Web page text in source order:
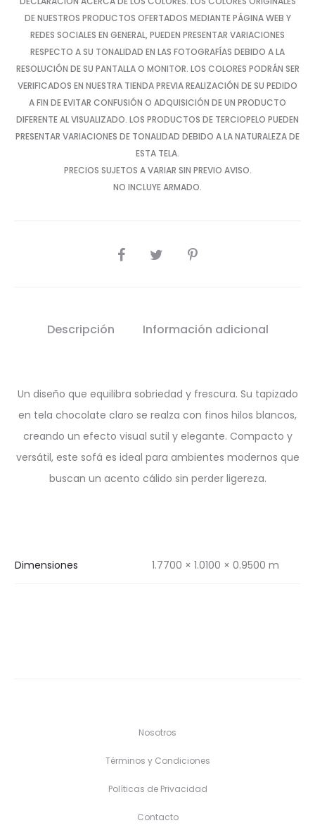
DE NUESTROS PRODUCTOS OFERTADOS MEDIANTE PÁGINA WEB Y
REDES SOCIALES EN GENERAL, PUEDEN PRESENTAR VARIACIONES
RESPECTO A SU TONALIDAD EN LAS FOTOGRAFÍAS DEBIDO A LA
RESOLUCIÓN DE SU PANTALLA O MONITOR. LOS COLORES PODRÁN SER
VERIFICADOS EN NUESTRA TIENDA PREVIA REALIZACIÓN DE SU PEDIDO
A FIN DE EVITAR CONFUSIÓN O ADQUISICIÓN DE UN PRODUCTO
DIFERENTE AL VISUALIZADO. LOS PRODUCTOS DE TERCIOPELO PUEDEN
PRESENTAR VARIACIONES DE TONALIDAD DEBIDO A LA NATURALEZA DE
ESTA TELA.
PRECIOS SUJETOS A VARIAR SIN PREVIO AVISO.
NO INCLUYE ARMADO.
SHARE
Descripción Información adicional
Un diseño que equilibra sobriedad y frescura. Su tapizado
en tela chocolate claro se realza con finos hilos blancos,
creando un efecto visual sutil y elegante. Compacto y
versátil, este sofá es ideal para ambientes modernos que
buscan un acento cálido sin perder ligereza.
Dimensiones 1.7700 × 1.0100 × 0.9500 m
Nosotros
Términos y Condiciones
Políticas de Privacidad
Contacto